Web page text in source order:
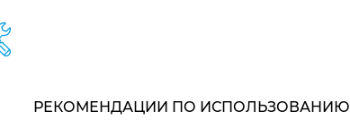
РЕКОМЕНДАЦИИ ПО ИСПОЛЬЗОВАНИЮ